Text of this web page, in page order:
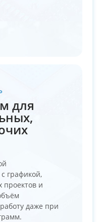
для
графикой,
проектов и
даже при